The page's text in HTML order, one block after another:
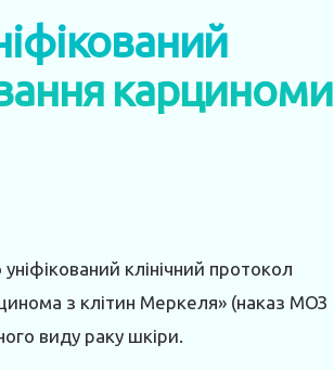
карциноми
клінічний протокол
з клітин Меркеля» (наказ МОЗ
виду раку шкіри.